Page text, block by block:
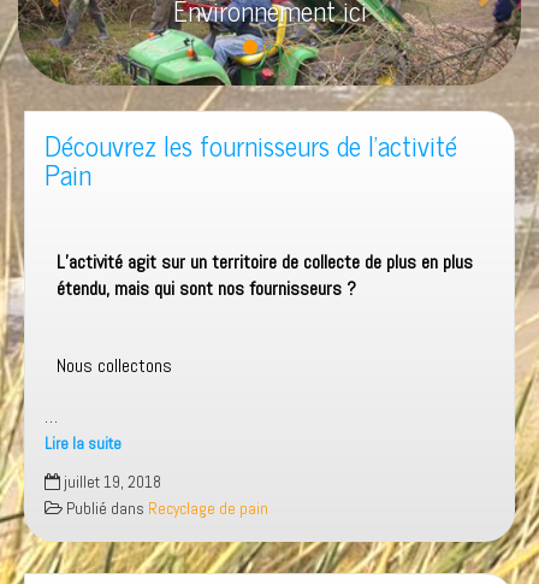
Environnement ici
c
e
d
e
n
t
v
a
n
t
Découvrez les fournisseurs de l’activité
Pain
L’activité agit sur un territoire de collecte de plus en plus
étendu, mais qui sont nos fournisseurs ?
Nous collectons
…
Lire la suite
juillet 19, 2018
Publié dans Recyclage de pain